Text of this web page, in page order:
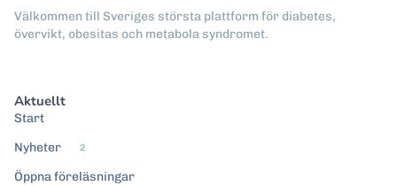
Välkommen till Sveriges största plattform för diabetes,
övervikt, obesitas och metabola syndromet.
Aktuellt
Start
Nyheter
2
Öppna föreläsningar